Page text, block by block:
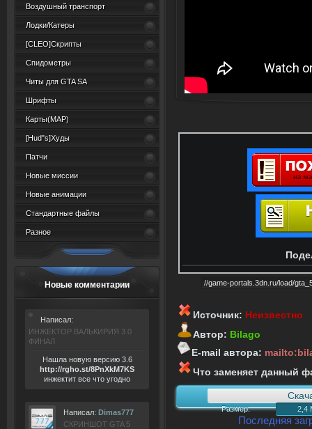
Воздушный транспорт
Лодки/Катеры
[CLEO]Скрипты
Спидометры
Читы для GTA SA
Шрифты
Карты(MAP)
[Hud"s]Худы
Патчи
Новые миссии
Новые анимации
Стандартные файлы
Разное
Новые комментарии
Написал:
ИНЖЕКТОР ВАЛЬКИРИЯ 3.0
ФИНАЛ
Нашла новую версию 3.6
http://rgho.st/8PnXkM7KS
инжектит все что угодно
Написал: Dimas777
СКРИНШОТ GTA 5
Источник: Неизвестно
Автор: Bilago
E-mail автора:
Что заменяет данный
Размер: 2,4
Последняя